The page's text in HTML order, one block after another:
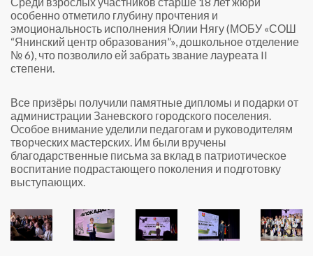
особенно отметило глубину прочтения и
эмоциональность исполнения Юлии Нягу (МОБУ «СОШ
“Янинский центр образования”», дошкольное отделение
№ 6), что позволило ей забрать звание лауреата II
степени.
Все призёры получили памятные дипломы и подарки от
администрации Заневского городского поселения.
Особое внимание уделили педагогам и руководителям
творческих мастерских. Им были вручены
благодарственные письма за вклад в патриотическое
воспитание подрастающего поколения и подготовку
выступающих.